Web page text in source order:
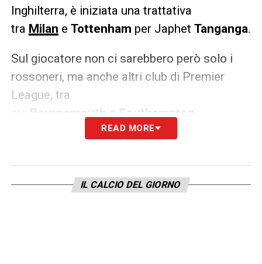
Inghilterra, è iniziata una trattativa
tra Milan e Tottenham per Japhet Tanganga.
Sul giocatore non ci sarebbero però solo i
rossoneri, ma anche altri club di Premier
League, tra
Bournemouth Southampton
READ MORE
IL CALCIO DEL GIORNO